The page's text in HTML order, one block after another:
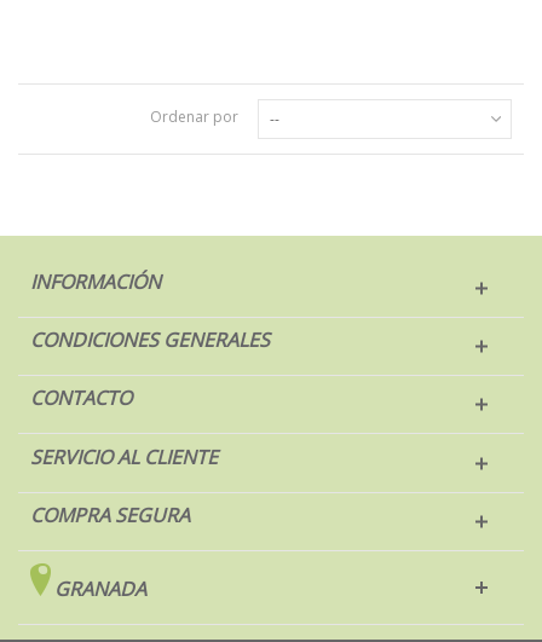
Ordenar por --
INFORMACIÓN
CONDICIONES GENERALES
CONTACTO
SERVICIO AL CLIENTE
COMPRA SEGURA
GRANADA